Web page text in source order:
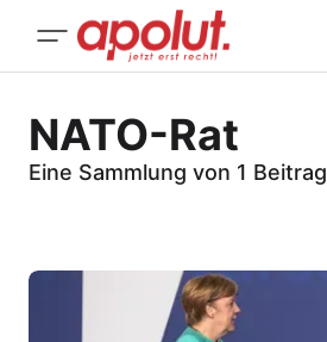
NATO-Rat
Eine Sammlung von 1 Beitrag